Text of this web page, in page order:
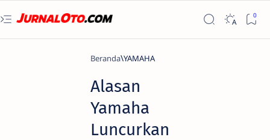
Beranda YAMAHA
Alasan
Yamaha
Luncurkan